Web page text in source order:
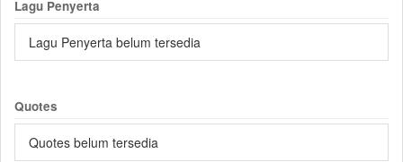
Lagu Penyerta
Lagu Penyerta belum tersedia
Quotes
Quotes belum tersedia